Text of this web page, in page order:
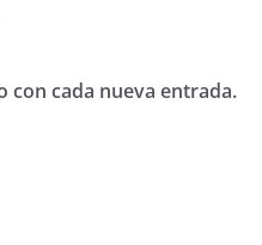
con cada nueva entrada.